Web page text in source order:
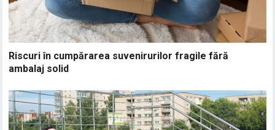
Riscuri în cumpărarea suvenirurilor fragile fără
ambalaj solid